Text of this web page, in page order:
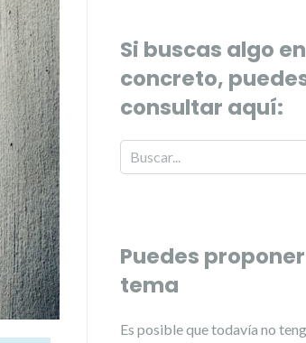
Si buscas algo en
concreto,
consultar aquí:
Puedes
tema
Es posible que todavía no